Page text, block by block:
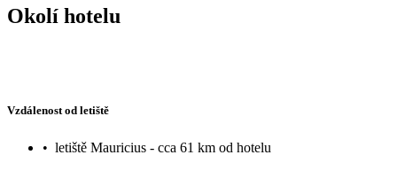
Okolí hotelu
Vzdálenost od letiště
• letiště Mauricius - cca 61 km od hotelu